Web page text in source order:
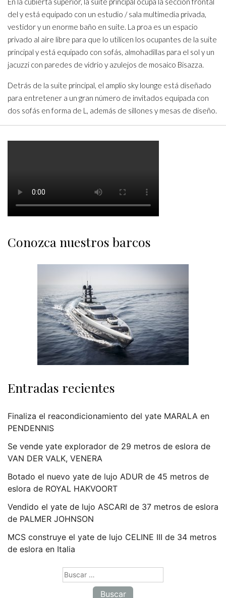
del y está equipado con un estudio / sala multimedia privada,
vestidor y un enorme baño en suite. La proa es un espacio
privado al aire libre para que lo utilicen los ocupantes de la suite
principal y está equipado con sofás, almohadillas para el sol y un
jacuzzi con paredes de vidrio y azulejos de mosaico Bisazza.
Detrás de la suite principal, el amplio sky lounge está diseñado
para entretener a un gran número de invitados equipada con
dos sofás en forma de L, además de sillones y mesas de diseño.
Conozca nuestros barcos
Entradas recientes
Finaliza el reacondicionamiento del yate MARALA en
PENDENNIS
Se vende yate explorador de 29 metros de eslora de
VAN DER VALK, VENERA
Botado el nuevo yate de lujo ADUR de 45 metros de
eslora de ROYAL HAKVOORT
Vendido el yate de lujo ASCARI de 37 metros de eslora
de PALMER JOHNSON
MCS construye el yate de lujo CELINE III de 34 metros
de eslora en Italia